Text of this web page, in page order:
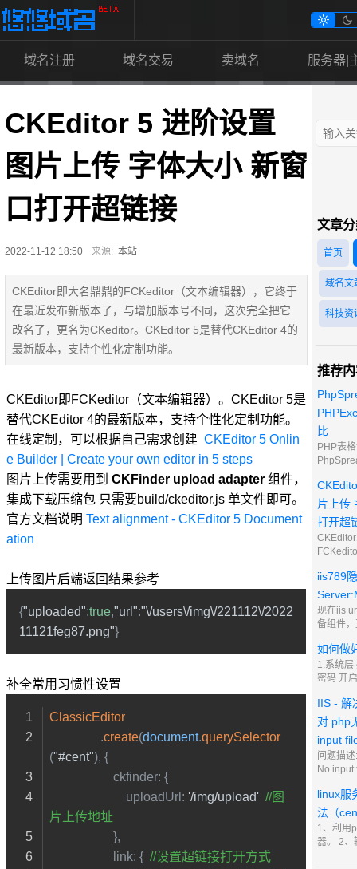
域名注册 域名交易 卖域名 服务器|
 
CKEditor 5 进阶设置
图片上传 字体大小 新窗
口打开超链接
2022-11-12 18:50 来源: 本站
CKEditor即大名鼎鼎的FCKeditor（文本编辑器），它终于
在最近发布新版本了，与增加版本号不同，这次完全把它
改名了，更名为CKeditor。CKEditor 5是替代CKEditor 4的
最新版本，支持个性化定制功能。
CKEditor即FCKeditor（文本编辑器）。CKEditor 5是
替代CKEditor 4的最新版本，支持个性化定制功能。
在线定制，可以根据自己需求创建 CKEditor 5 Onlin
e Builder | Create your own editor in 5 steps
图片上传需要用到 CKFinder upload adapter 组件，
集成下载压缩包 只需要build/ckeditor.js 单文件即可。
官方文档说明 Text alignment - CKEditor 5 Document
ation
上传图片后端返回结果参考
{"uploaded":true,"url":"\/users\/img\/221112\/2022
11121feg87.png"}
补全常用习惯性设置
ClassicEditor
                .
create(document.querySelector
("#cent"), {
ckfinder: {
uploadUrl : '/img/upload' //图
片上传地址
                    },
link: { //设置超链接打开方式
文章
首页
域名文
科技资
推荐
比
PHP表
读取推
多一些
fgetcsv
片上传
打开超
与增加
把它改
iis789
现在iis
备组件
写组件
则并保
可以随
如何做
1.系统层
密码 开
开启防
持最新
些用不
IIS - 解
对.php
input
问题描
No input
管理器
面的网
理程序
php条目
linux服
法（
1、利用
器。 2、